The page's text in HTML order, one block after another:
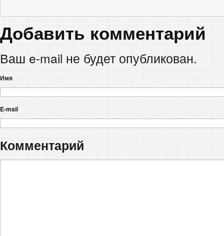
Добавить комментарий
Ваш e-mail не будет опубликован.
Имя
E-mail
Комментарий